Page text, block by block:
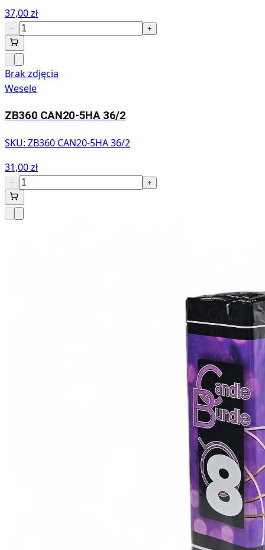
37,00 zł
− +
Brak zdjęcia
Wesele
ZB360 CAN20-5HA 36/2
SKU: ZB360 CAN20-5HA 36/2
31,00 zł
− +